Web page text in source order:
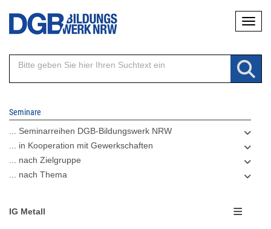
Direkt
Inhalt
Seminare
... Seminarreihen DGB-Bildungswerk NRW
... in Kooperation mit Gewerkschaften
... nach Zielgruppe
... nach Thema
IG Metall